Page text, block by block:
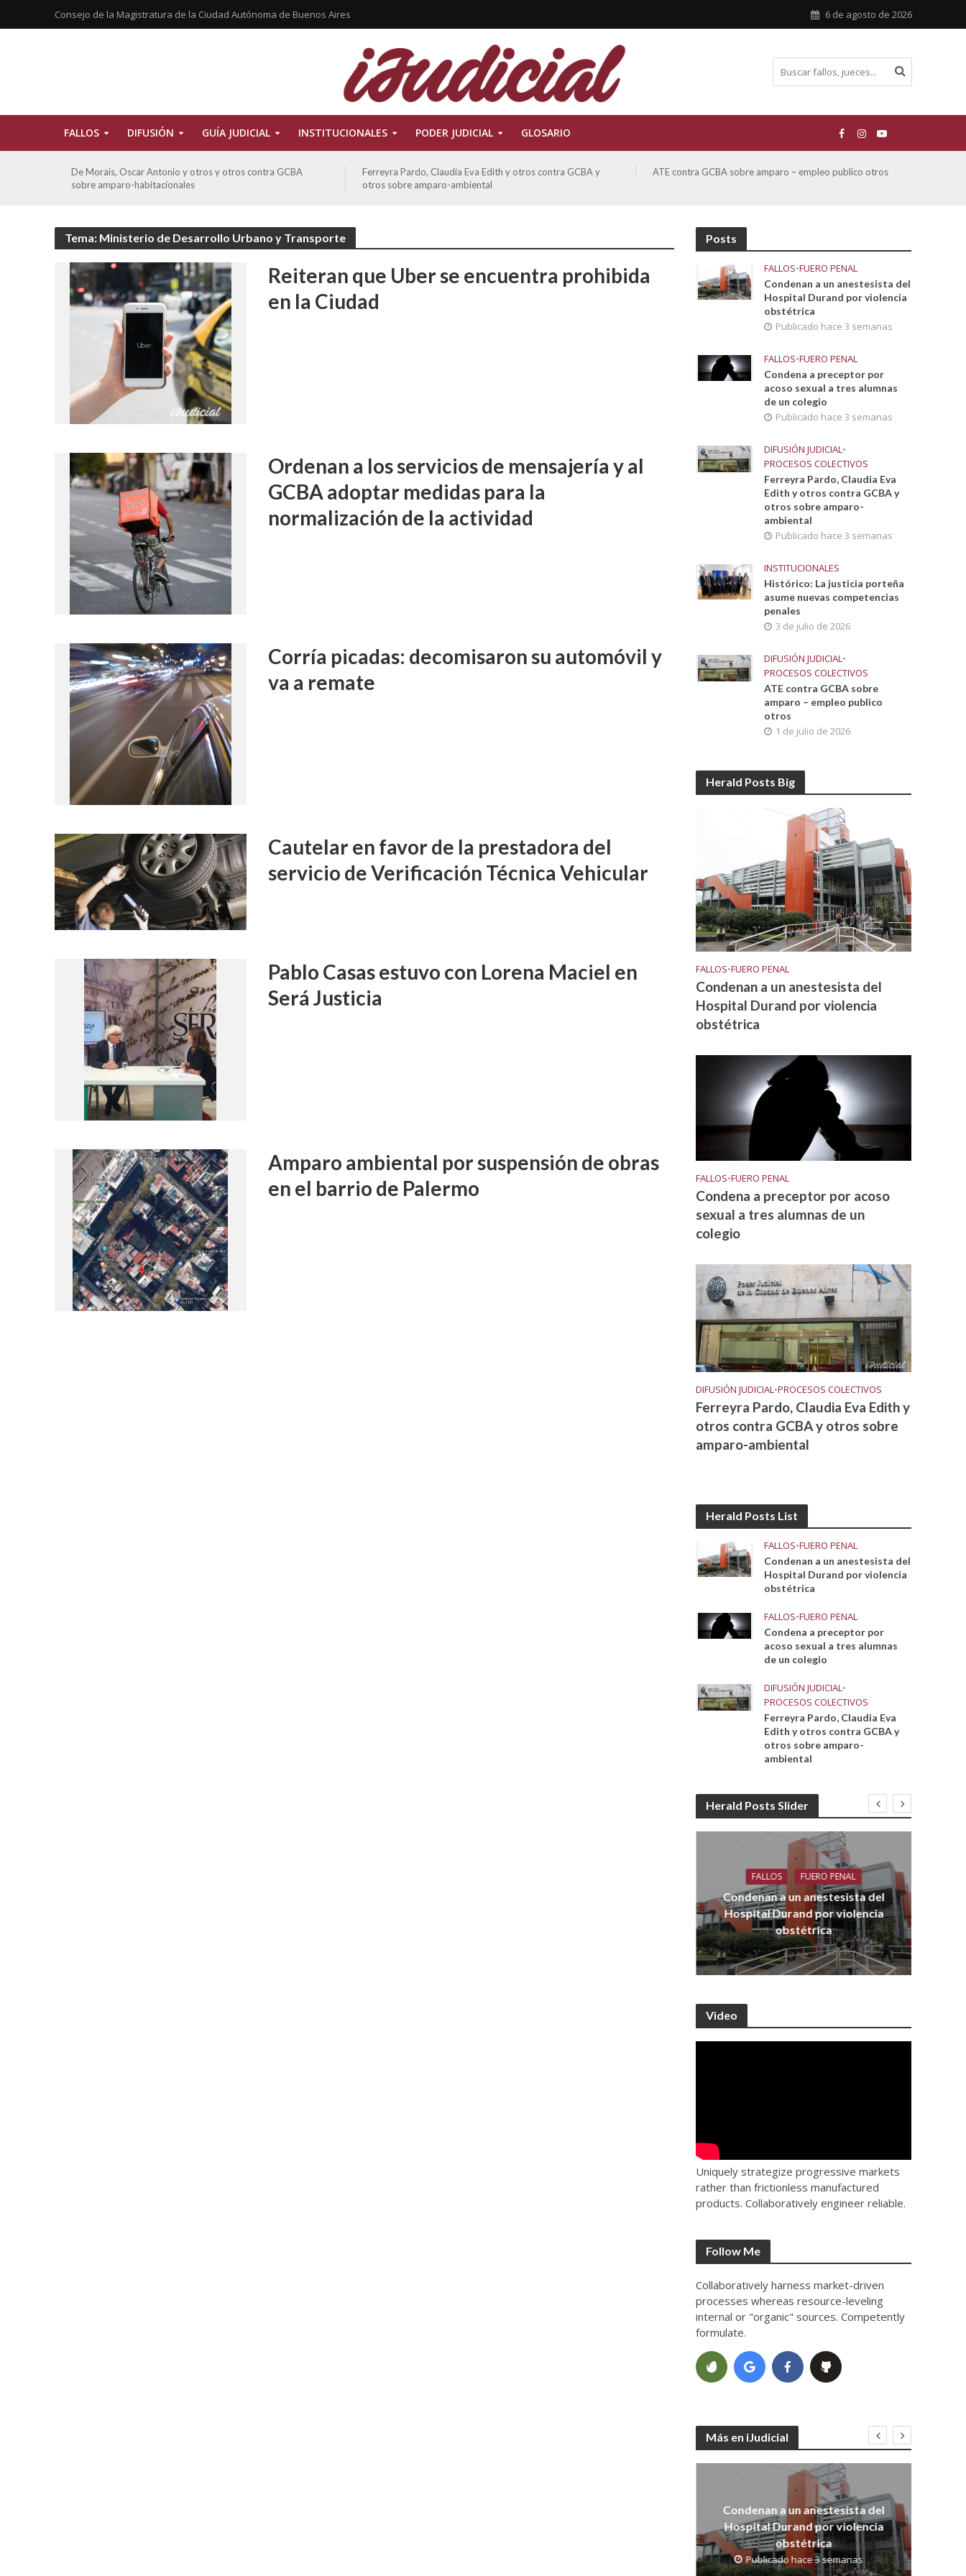
Consejo de la Magistratura de la Ciudad Autónoma de Buenos Aires 6 de agosto de 2026
FALLOS DIFUSIÓN GUÍA JUDICIAL INSTITUCIONALES PODER JUDICIAL GLOSARIO
De Morais, Oscar Antonio y otros y otros contra GCBA
sobre amparo-habitacionales
Ferreyra Pardo, Claudia Eva Edith y otros contra GCBA y
otros sobre amparo-ambiental
ATE contra GCBA sobre amparo – empleo publico otros
Tema: Ministerio de Desarrollo Urbano y Transporte
Reiteran que Uber se encuentra prohibida
en la Ciudad
Ordenan a los servicios de mensajería y al
GCBA adoptar medidas para la
normalización de la actividad
Corría picadas: decomisaron su automóvil y
va a remate
Cautelar en favor de la prestadora del
servicio de Verificación Técnica Vehicular
Pablo Casas estuvo con Lorena Maciel en
Será Justicia
Amparo ambiental por suspensión de obras
en el barrio de Palermo
Posts
FALLOS•FUERO PENAL
Condenan a un anestesista del
Hospital Durand por violencia
obstétrica
Publicado hace 3 semanas
FALLOS•FUERO PENAL
Condena a preceptor por
acoso sexual a tres alumnas
de un colegio
Publicado hace 3 semanas
DIFUSIÓN JUDICIAL•
PROCESOS COLECTIVOS
Ferreyra Pardo, Claudia Eva
Edith y otros contra GCBA y
otros sobre amparo-
ambiental
Publicado hace 3 semanas
INSTITUCIONALES
Histórico: La justicia porteña
asume nuevas competencias
penales
3 de julio de 2026
DIFUSIÓN JUDICIAL•
PROCESOS COLECTIVOS
ATE contra GCBA sobre
amparo – empleo publico
otros
1 de julio de 2026
Herald Posts Big
FALLOS•FUERO PENAL
Condenan a un anestesista del
Hospital Durand por violencia
obstétrica
FALLOS•FUERO PENAL
Condena a preceptor por acoso
sexual a tres alumnas de un
colegio
DIFUSIÓN JUDICIAL•PROCESOS COLECTIVOS
Ferreyra Pardo, Claudia Eva Edith y
otros contra GCBA y otros sobre
amparo-ambiental
Herald Posts List
FALLOS•FUERO PENAL
Condenan a un anestesista del
Hospital Durand por violencia
obstétrica
FALLOS•FUERO PENAL
Condena a preceptor por
acoso sexual a tres alumnas
de un colegio
DIFUSIÓN JUDICIAL•
PROCESOS COLECTIVOS
Ferreyra Pardo, Claudia Eva
Edith y otros contra GCBA y
otros sobre amparo-
ambiental
Herald Posts Slider
FALLOS FUERO PENAL
Condenan a un anestesista del
Hospital Durand por violencia
obstétrica
Video
Uniquely strategize progressive markets
rather than frictionless manufactured
products. Collaboratively engineer reliable.
Follow Me
Collaboratively harness market-driven
processes whereas resource-leveling
internal or "organic" sources. Competently
formulate.
Más en iJudicial
Condenan a un anestesista del
Hospital Durand por violencia
obstétrica
Publicado hace 3 semanas